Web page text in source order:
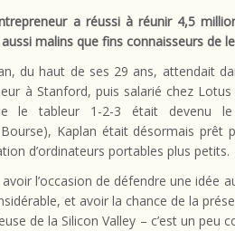
a réussi à réunir 4,5
malins que fins connaisseurs de
du haut de ses 29 ans, attendait
à Stanford, puis salarié chez
le tableur 1-2-3 était devenu
Kaplan était désormais prêt
d’ordinateurs portables plus petits.
l’occasion de défendre une idée
et avoir la chance de la
de la Silicon Valley – c’est un peu